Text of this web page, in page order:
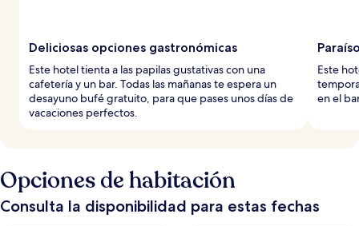
Deliciosas opciones gastronómicas
Este hotel tienta a las papilas gustativas con una
cafetería y un bar. Todas las mañanas te espera un
desayuno bufé gratuito, para que pases unos días de
vacaciones perfectos.
Este
en el
Opciones de habitación
Consulta la disponibilidad para estas fechas